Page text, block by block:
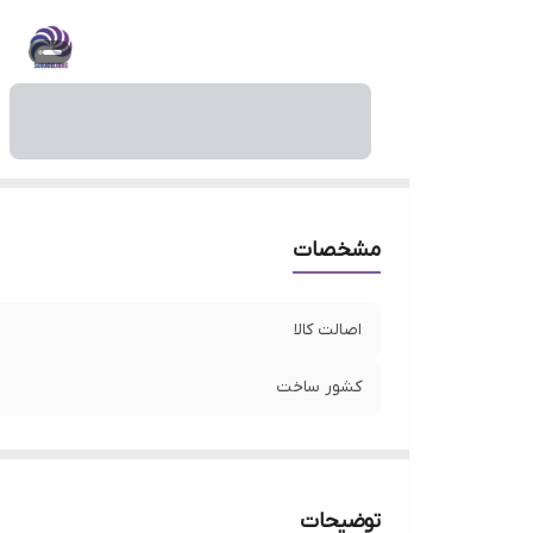
مشخصات
اصالت کالا
کشور ساخت
توضیحات